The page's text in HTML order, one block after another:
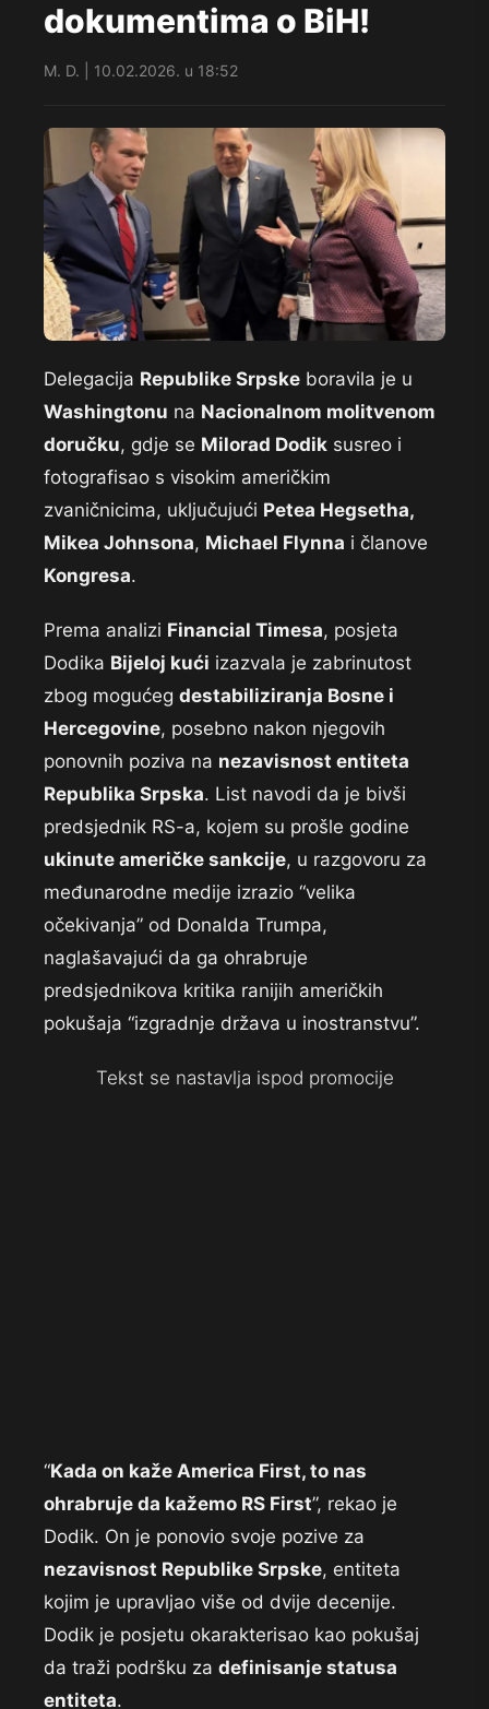
dokumentima o BiH!
M. D. | 10.02.2026. u 18:52
Delegacija Republike Srpske boravila je u
Washingtonu na Nacionalnom molitvenom
doručku, gdje se Milorad Dodik susreo i
fotografisao s visokim američkim
zvaničnicima, uključujući Petea Hegsetha,
Mikea Johnsona, Michael Flynna i članove
Kongresa.
Prema analizi Financial Timesa, posjeta
Dodika Bijeloj kući izazvala je zabrinutost
zbog mogućeg destabiliziranja Bosne i
Hercegovine, posebno nakon njegovih
ponovnih poziva na nezavisnost entiteta
Republika Srpska. List navodi da je bivši
predsjednik RS-a, kojem su prošle godine
ukinute američke sankcije, u razgovoru za
međunarodne medije izrazio “velika
očekivanja” od Donalda Trumpa,
naglašavajući da ga ohrabruje
predsjednikova kritika ranijih američkih
pokušaja “izgradnje država u inostranstvu”.
Tekst se nastavlja ispod promocije
“Kada on kaže America First, to nas
ohrabruje da kažemo RS First”, rekao je
Dodik. On je ponovio svoje pozive za
nezavisnost Republike Srpske, entiteta
kojim je upravljao više od dvije decenije.
Dodik je posjetu okarakterisao kao pokušaj
da traži podršku za definisanje statusa
entiteta.